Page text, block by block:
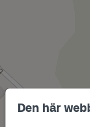
Den här